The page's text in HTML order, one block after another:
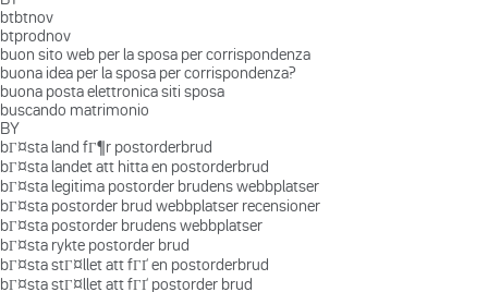
btbtnov
btprodnov
buon sito web per la sposa per corrispondenza
buona idea per la sposa per corrispondenza?
buona posta elettronica siti sposa
buscando matrimonio
BY
bГ¤sta land fГ¶r postorderbrud
bГ¤sta landet att hitta en postorderbrud
bГ¤sta legitima postorder brudens webbplatser
bГ¤sta postorder brud webbplatser recensioner
bГ¤sta postorder brudens webbplatser
bГ¤sta rykte postorder brud
bГ¤sta stГ¤llet att fГҐ en postorderbrud
bГ¤sta stГ¤llet att fГҐ postorder brud